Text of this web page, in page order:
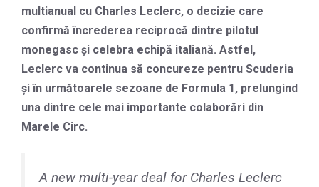
multianual cu Charles Leclerc, o decizie care
confirmă încrederea reciprocă dintre pilotul
monegasc și celebra echipă italiană. Astfel,
Leclerc va continua să concureze pentru Scuderia
și în următoarele sezoane de Formula 1, prelungind
una dintre cele mai importante colaborări din
Marele Circ.
A new multi-year deal for Charles Leclerc